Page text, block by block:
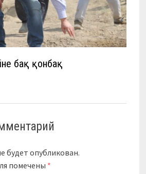
бақ қонбақ
будет опубликован.
помечены *